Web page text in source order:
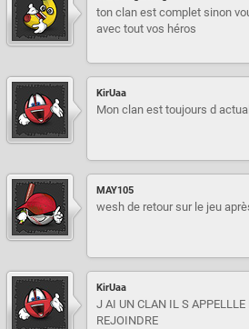
ton clan est complet sinon
avec tout vos héros
KirUaa
Mon clan est toujours d
MAY105
wesh de retour sur le jeu
KirUaa
J AI UN CLAN IL S
REJOINDRE